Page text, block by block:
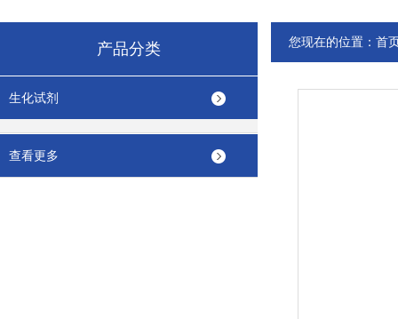
产品分类
生化试剂
查看更多
您现在的位置： 首